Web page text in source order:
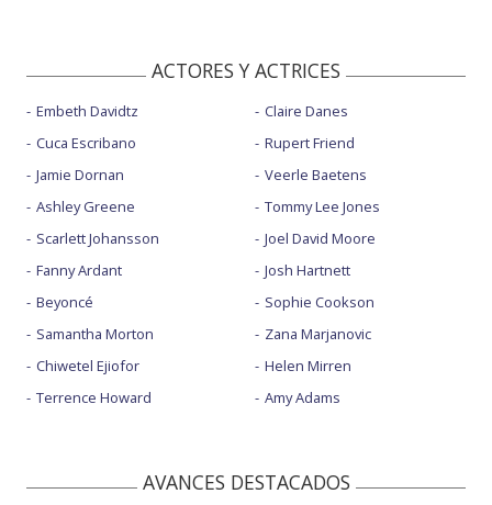
ACTORES Y ACTRICES
Embeth Davidtz
Cuca Escribano
Jamie Dornan
Ashley Greene
Scarlett Johansson
Fanny Ardant
Beyoncé
Samantha Morton
Chiwetel Ejiofor
Terrence Howard
Claire Danes
Rupert Friend
Veerle Baetens
Tommy Lee Jones
Joel David Moore
Josh Hartnett
Sophie Cookson
Zana Marjanovic
Helen Mirren
Amy Adams
AVANCES DESTACADOS